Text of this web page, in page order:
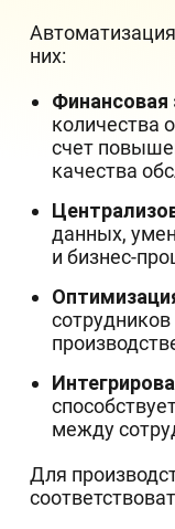
них:
Финансовая
количества
счет
качества
данных,
и бизнес-
между
Для